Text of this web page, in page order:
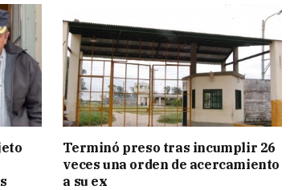
Terminó preso tras incumplir 26
veces una orden de acercamiento
a su ex